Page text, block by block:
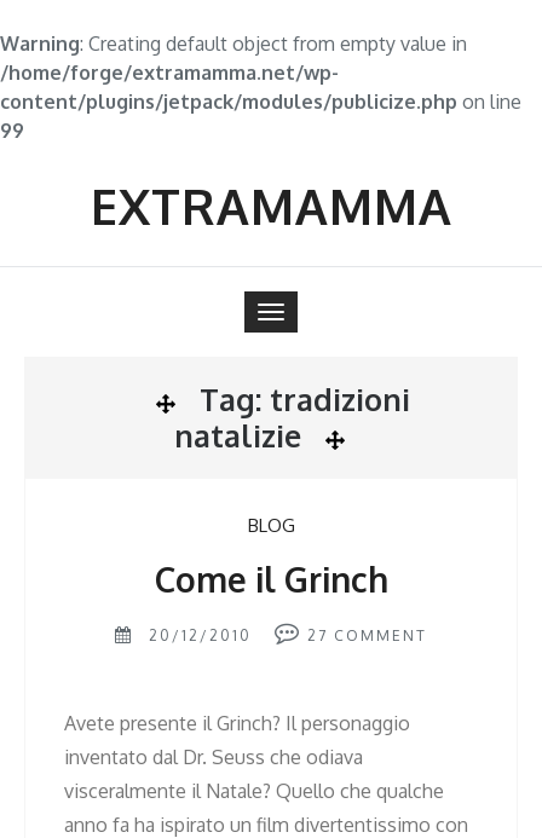
Warning: Creating default object from empty value in
/home/forge/extramamma.net/wp-
content/plugins/jetpack/modules/publicize.php on line
99
EXTRAMAMMA
Toggle
navigation
Tag: tradizioni
natalizie
BLOG
Come il Grinch
20/12/2010 27 COMMENT
Avete presente il Grinch? Il personaggio
inventato dal Dr. Seuss che odiava
visceralmente il Natale? Quello che qualche
anno fa ha ispirato un film divertentissimo con